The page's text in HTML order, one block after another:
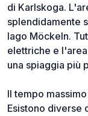
di Karlskoga.
splendidamente
lago Möckeln.
elettriche e
una spiaggia più
Il tempo
Esistono diverse